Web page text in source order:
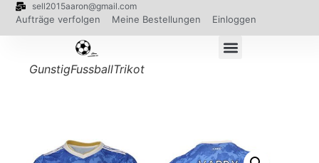
sell2015aaron@gmail.com
Aufträge verfolgen Meine Bestellungen Einloggen
GunstigFussballTrikot